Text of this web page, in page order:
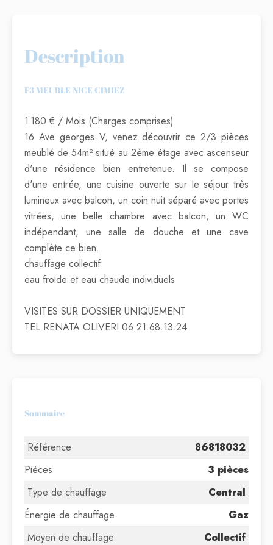
Description
F3 MEUBLE NICE CIMIEZ
1 180 € / Mois (Charges comprises)
16 Ave georges V, venez découvrir ce 2/3 pièces
meublé de 54m² situé au 2ème étage avec ascenseur
d'une résidence bien entretenue. Il se compose
d'une entrée, une cuisine ouverte sur le séjour très
lumineux avec balcon, un coin nuit séparé avec portes
vitrées, une belle chambre avec balcon, un WC
indépendant, une salle de douche et une cave
complète ce bien.
chauffage collectif
eau froide et eau chaude individuels
VISITES SUR DOSSIER UNIQUEMENT
TEL RENATA OLIVERI 06.21.68.13.24
Sommaire
Référence
86818032
Pièces
3 pièces
Type de chauffage
Central
Énergie de chauffage
Gaz
Moyen de chauffage
Collectif